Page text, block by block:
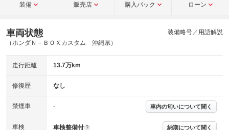
装備 販売店 購入パック ローン
車両状態
（ホンダＮ－ＢＯＸカスタム 沖縄県）
装備略号／用語解説
走行距離 13.7万km
修復歴 なし
禁煙車 - 車内の匂いについて聞く
車検 車検整備付 ? 納期について聞く